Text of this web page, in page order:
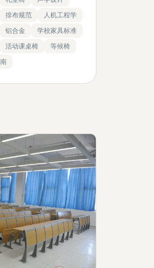
排布规范 人机工程学
铝合金 学校家具标准
活动课桌椅 等候椅